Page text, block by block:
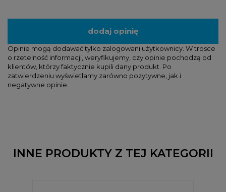
dodaj opinię
Opinie mogą dodawać tylko zalogowani użytkownicy. W trosce
o rzetelność informacji, weryfikujemy, czy opinie pochodzą od
klientów, którzy faktycznie kupili dany produkt. Po
zatwierdzeniu wyświetlamy zarówno pozytywne, jak i
negatywne opinie.
INNE PRODUKTY Z TEJ KATEGORII